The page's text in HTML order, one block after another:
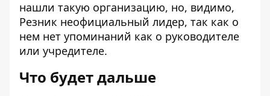
нашли такую организацию, но, видимо,
Резник неофициальный лидер, так как о
нем нет упоминаний как о руководителе
или учредителе.
Что будет дальше